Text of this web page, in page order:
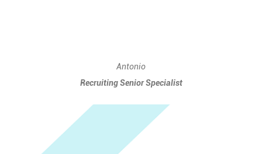
Antonio
Recruiting Senior Specialist